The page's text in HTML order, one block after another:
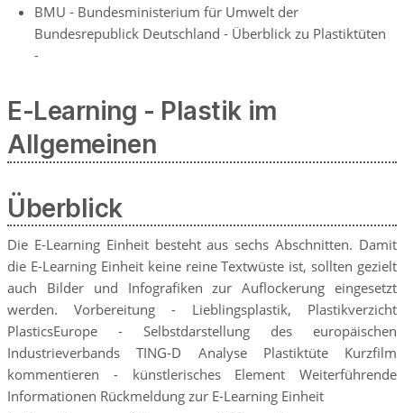
BMU - Bundesministerium für Umwelt der
Bundesrepublick Deutschland - Überblick zu Plastiktüten
-
E-Learning - Plastik im
Allgemeinen
Überblick
Die E-Learning Einheit besteht aus sechs Abschnitten. Damit
die E-Learning Einheit keine reine Textwüste ist, sollten gezielt
auch Bilder und Infografiken zur Auflockerung eingesetzt
werden. Vorbereitung - Lieblingsplastik, Plastikverzicht
PlasticsEurope - Selbstdarstellung des europäischen
Industrieverbands TING-D Analyse Plastiktüte Kurzfilm
kommentieren - künstlerisches Element Weiterführende
Informationen Rückmeldung zur E-Learning Einheit